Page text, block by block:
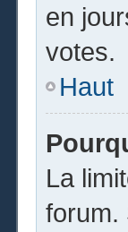
en
votes.
Haut
La
forum.